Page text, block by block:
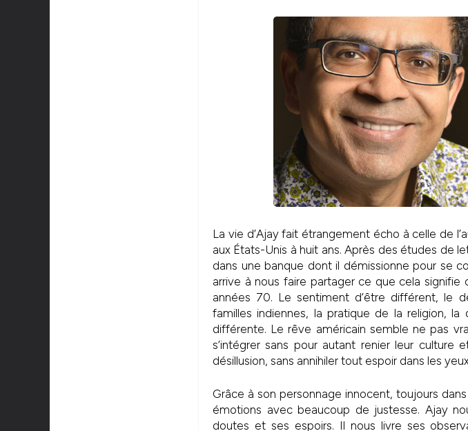
La vie d’Ajay fait étrangement écho à celle de
aux États-Unis à huit ans. Après des études de
dans une banque dont il démissionne pour se
arrive à nous faire partager ce que cela signifie
années 70. Le sentiment d’être différent, le
familles indiennes, la pratique de la religion,
différente. Le rêve américain semble ne pas
s’intégrer sans pour autant renier leur culture
désillusion, sans annihiler tout espoir dans les
Grâce à son personnage innocent, toujours
émotions avec beaucoup de justesse. Ajay
doutes et ses espoirs. Il nous livre ses